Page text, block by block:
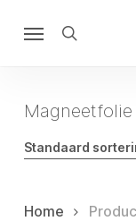
search
Magneetfolie
Standaard
Home